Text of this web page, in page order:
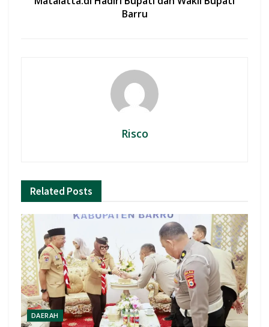
Barru
Risco
Related Posts
DAERAH